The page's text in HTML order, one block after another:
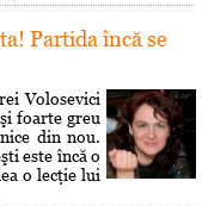
Partida încă se
Volosevici
foarte greu
din nou.
este încă o
o lecţie lui